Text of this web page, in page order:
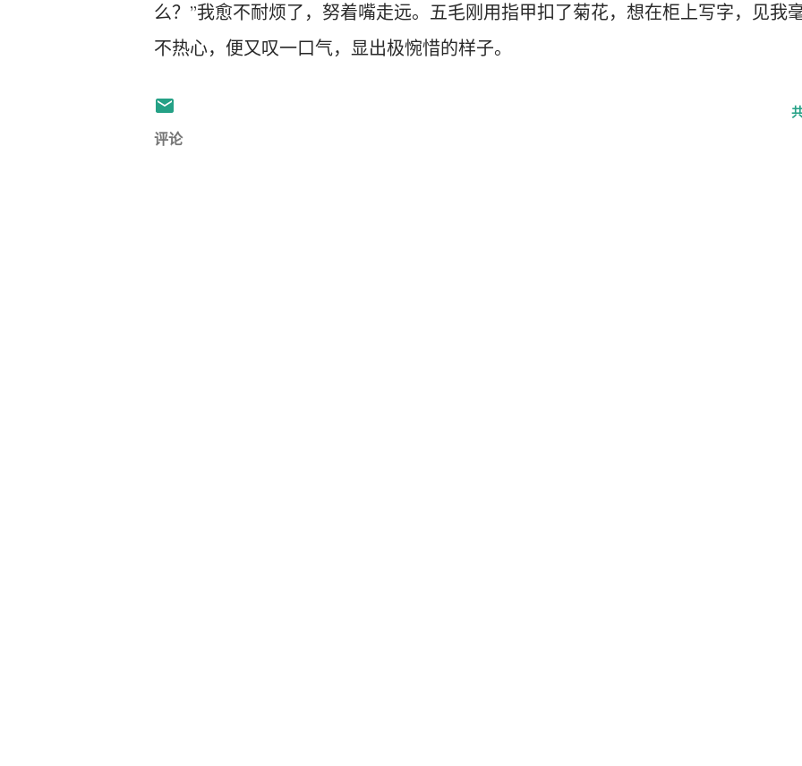
么？”我愈不耐烦了，努着嘴走远。五毛刚用指甲扣了菊花，想在柜上写字，见我
不热心，便又叹一口气，显出极惋惜的样子。
评论